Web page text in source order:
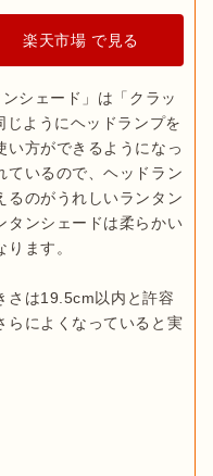
楽天市場 で見る
シェード」は「クラッ
ようにヘッドランプを
い方ができるようになっ
ているので、ヘッドラン
るのがうれしいランタン
タンシェードは柔らかい
ます。
さは19.5cm以内と許容
らによくなっていると実